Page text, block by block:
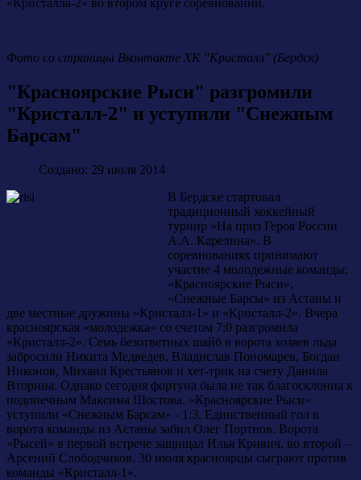
«Кристалла-2» во втором круге соревнований.
Фото со страницы Вконтакте ХК "Кристалл" (Бердск)
"Красноярские Рыси" разгромили
"Кристалл-2" и уступили "Снежным
Барсам"
Создано: 29 июля 2014
В Бердске стартовал
традиционный хоккейный
турнир «На приз Героя России
А.А. Карелина». В
соревнованиях принимают
участие 4 молодежные команды:
«Красноярские Рыси»,
«Снежные Барсы» из Астаны и
две местные дружины «Кристалл-1» и «Кристалл-2». Вчера
красноярская «молодежка» со счетом 7:0 разгромила
«Кристалл-2». Семь безответных шайб в ворота хозяев льда
забросили Никита Медведев, Владислав Пономарев, Богдан
Никонов, Михаил Крестьянов и хет-трик на счету Данила
Вторина. Однако сегодня фортуна была не так благосклонна к
подопечным Максима Шостова. «Красноярские Рыси»
уступили «Снежным Барсам» - 1:3. Единственный гол в
ворота команды из Астаны забил Олег Портнов. Ворота
«Рысей» в первой встрече защищал Илья Кривич, во второй –
Арсений Слободчиков. 30 июля красноярцы сыграют против
команды «Кристалл-1».